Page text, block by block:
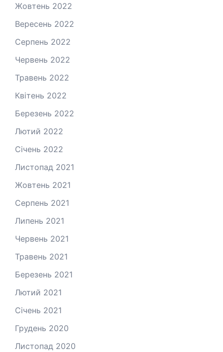
Жовтень 2022
Вересень 2022
Серпень 2022
Червень 2022
Травень 2022
Квітень 2022
Березень 2022
Лютий 2022
Січень 2022
Листопад 2021
Жовтень 2021
Серпень 2021
Липень 2021
Червень 2021
Травень 2021
Березень 2021
Лютий 2021
Січень 2021
Грудень 2020
Листопад 2020